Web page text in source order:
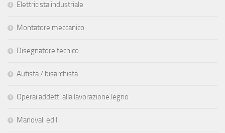
Elettricista industriale
Montatore meccanico
Disegnatore tecnico
Autista / bisarchista
Operai addetti alla lavorazione legno
Manovali edili